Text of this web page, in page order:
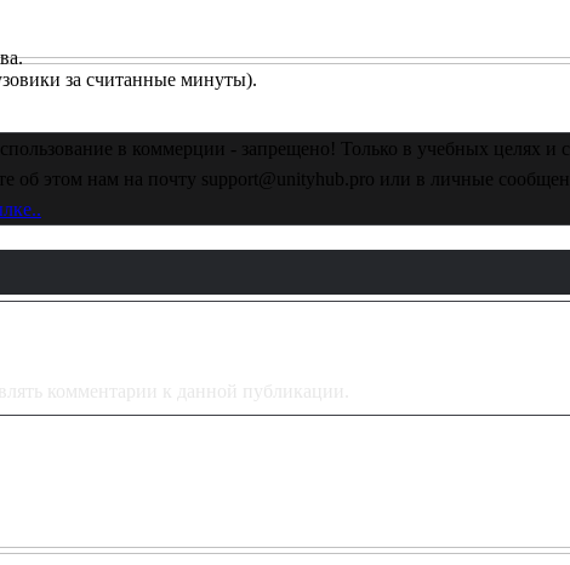
за считанные минуты).
в коммерции - запрещено! Только в учебных целях и
об этом нам на почту support@unityhub.pro или в личные
комментарии к данной публикации.